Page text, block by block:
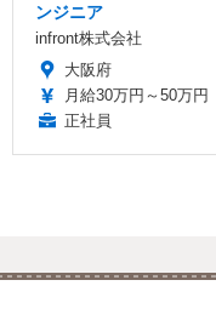
ンジニア
infront株式会社
大阪府
月給30万円～50万円
正社員